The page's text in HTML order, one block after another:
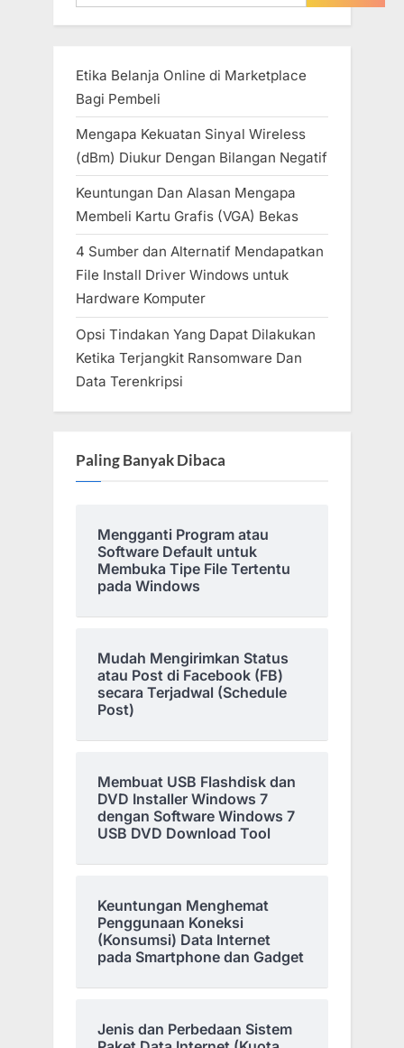
Etika Belanja Online di Marketplace
Bagi Pembeli
Mengapa Kekuatan Sinyal Wireless
(dBm) Diukur Dengan Bilangan Negatif
Keuntungan Dan Alasan Mengapa
Membeli Kartu Grafis (VGA) Bekas
4 Sumber dan Alternatif Mendapatkan
File Install Driver Windows untuk
Hardware Komputer
Opsi Tindakan Yang Dapat Dilakukan
Ketika Terjangkit Ransomware Dan
Data Terenkripsi
Paling Banyak Dibaca
Mengganti Program atau
Software Default untuk
Membuka Tipe File Tertentu
pada Windows
Mudah Mengirimkan Status
atau Post di Facebook (FB)
secara Terjadwal (Schedule
Post)
Membuat USB Flashdisk dan
DVD Installer Windows 7
dengan Software Windows 7
USB DVD Download Tool
Keuntungan Menghemat
Penggunaan Koneksi
(Konsumsi) Data Internet
pada Smartphone dan Gadget
Jenis dan Perbedaan Sistem